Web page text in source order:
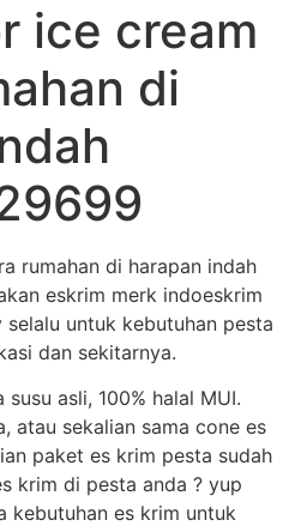
ice cream
di
rumahan di harapan indah
eskrim merk indoeskrim
untuk kebutuhan pesta
dan sekitarnya.
asli, 100% halal MUI.
atau sekalian sama cone es
paket es krim pesta sudah
krim di pesta anda ? yup
kebutuhan es krim untuk